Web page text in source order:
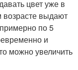
цвет уже в
возрасте выдают
по 5
и
можно увеличить